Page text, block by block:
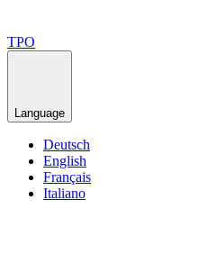
TPO
Language
Deutsch
English
Français
Italiano